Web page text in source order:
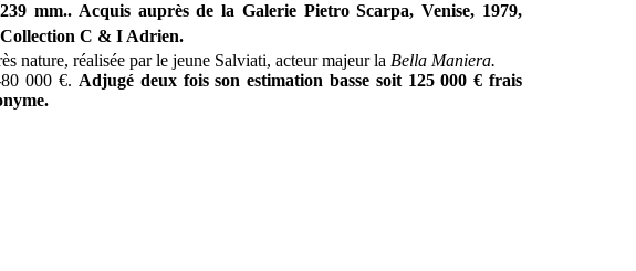
mm.. Acquis auprès de la Galerie Pietro Scarpa, Venise, 1979,
Collection C & I Adrien.
nature, réalisée par le jeune Salviati, acteur majeur la Bella Maniera.
000 €. Adjugé deux fois son estimation basse soit 125 000 € frais